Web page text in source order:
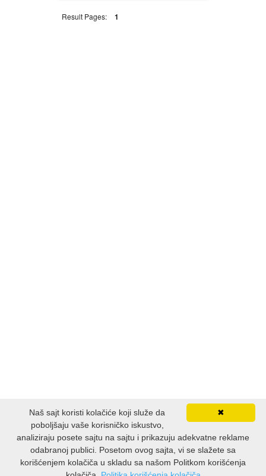
Result Pages: 1
✖
Naš sajt koristi kolačiće koji služe da
poboljšaju vaše korisničko iskustvo,
analiziraju posete sajtu na sajtu i prikazuju adekvatne reklame
odabranoj publici. Posetom ovog sajta, vi se slažete sa
korišćenjem kolačiča u skladu sa našom Politkom korišćenja